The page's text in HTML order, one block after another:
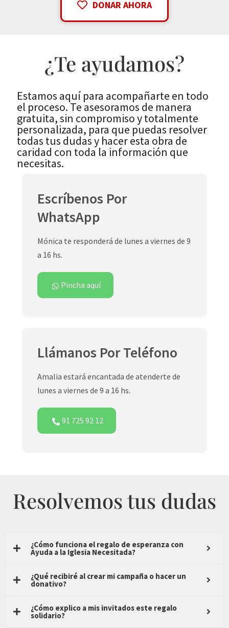
DONAR AHORA
¿Te ayudamos?
Estamos aquí para acompañarte en todo
el proceso. Te asesoramos de manera
gratuita, sin compromiso y totalmente
personalizada, para que puedas resolver
todas tus dudas y hacer esta obra de
caridad con toda la información que
necesitas.
Escríbenos Por
WhatsApp
Mónica te responderá de lunes a viernes de 9
a 16 hs.
Pincha aquí
Llámanos Por Teléfono
Amalia estará encantada de atenderte de
lunes a viernes de 9 a 16 hs.
91 725 92 12
Resolvemos tus dudas
¿Cómo funciona el regalo de esperanza con
Ayuda a la Iglesia Necesitada?
¿Qué recibiré al crear mi campaña o hacer un
donativo?
¿Cómo explico a mis invitados este regalo
solidario?